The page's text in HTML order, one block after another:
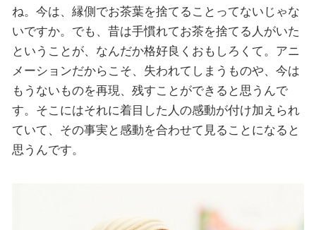
ね。今は、縁側でお茶葉を捨てることってないじゃな
いですか。でも、昔は手慣れてお茶を捨てる人がいた
ということが、なんだか格好良くおもしろくて。アニ
メーションだからこそ、失われてしまうものや、今は
もうないものを再現、残すことができると思うんで
す。そこにはそれに着目した人の感動が付け加えられ
ていて、その事実と感動を合わせて見ることになると
思うんです。